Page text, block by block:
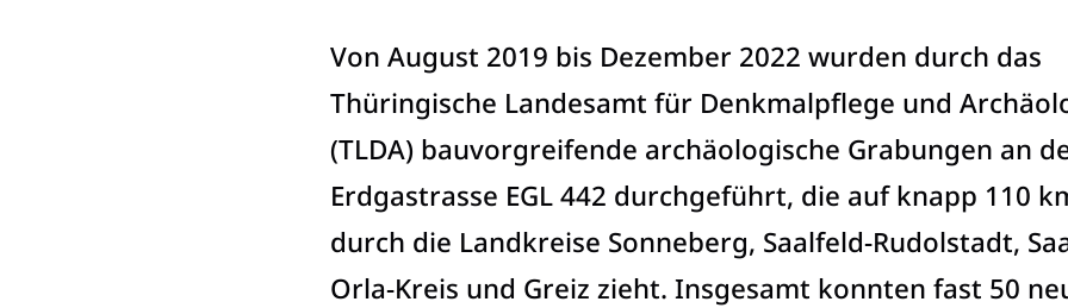
Von August 2019 bis Dezember 2022 wurden durch das
Thüringische Landesamt für Denkmalpflege und
(TLDA) bauvorgreifende archäologische Grabungen an
Erdgastrasse EGL 442 durchgeführt, die auf knapp 110
durch die Landkreise Sonneberg, Saalfeld-Rudolstadt,
Orla-Kreis und Greiz zieht. Insgesamt konnten fast 50